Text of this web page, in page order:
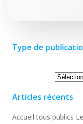
Type de
Articles récents
Accueil tous publics